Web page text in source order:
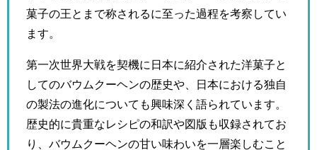
菓子の王とまで称されるに至った過程を考察してい
ます。
第一次世界大戦を契機に日本に紹介された洋菓子と
してのバウムクーヘンの歴史や、日本における独自
の製法の進化についても興味深く語られています。
歴史的に貴重なレシピの和訳や図版も収録されてお
り、バウムクーヘンの甘い味わいを一層楽しむこと